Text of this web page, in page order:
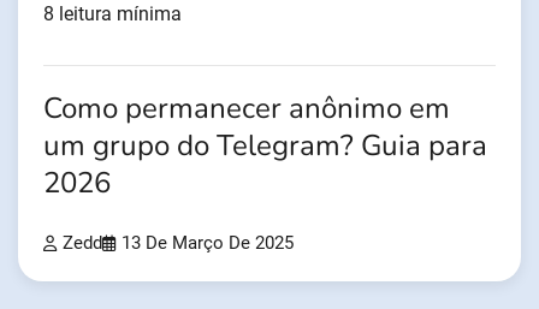
8 leitura mínima
Como permanecer anônimo em
um grupo do Telegram? Guia para
2026
Zedd 13 De Março De 2025